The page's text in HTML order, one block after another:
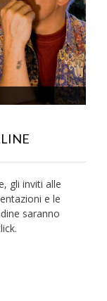
gli inviti alle
e le
saranno